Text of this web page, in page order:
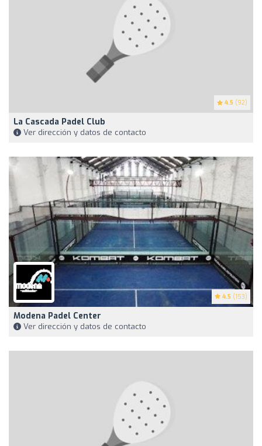
4.5 (92)
La Cascada Padel Club
Ver dirección y datos de contacto
4.5 (153)
Modena Padel Center
Ver dirección y datos de contacto